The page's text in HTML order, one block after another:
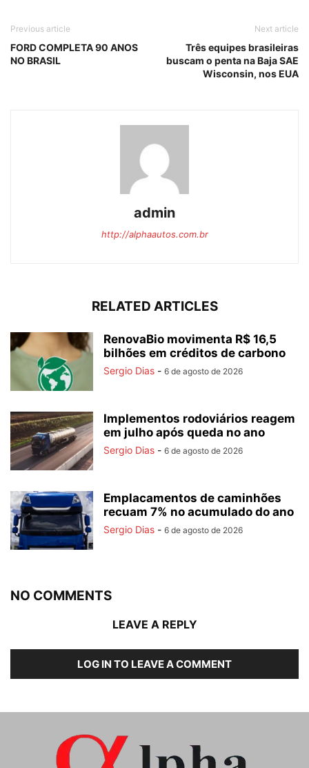
Previous article
FORD COMPLETA 90 ANOS
NO BRASIL
Next article
Três equipes brasileiras
buscam o penta na Baja SAE
Wisconsin, nos EUA
admin
http://alphaautos.com.br
RELATED ARTICLES
RenovaBio movimenta R$ 16,5
bilhões em créditos de carbono
Sergio Dias - 6 de agosto de 2026
Implementos rodoviários reagem
em julho após queda no ano
Sergio Dias - 6 de agosto de 2026
Emplacamentos de caminhões
recuam 7% no acumulado do ano
Sergio Dias - 6 de agosto de 2026
NO COMMENTS
LEAVE A REPLY
LOG IN TO LEAVE A COMMENT